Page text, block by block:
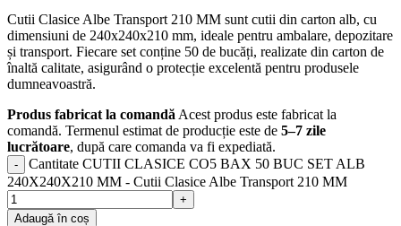
Cutii Clasice Albe Transport 210 MM sunt cutii din carton alb, cu
dimensiuni de 240x240x210 mm, ideale pentru ambalare, depozitare
și transport. Fiecare set conține 50 de bucăți, realizate din carton de
înaltă calitate, asigurând o protecție excelentă pentru produsele
dumneavoastră.
Produs fabricat la comandă Acest produs este fabricat la
comandă. Termenul estimat de producție este de 5–7 zile
lucrătoare, după care comanda va fi expediată.
Cantitate CUTII CLASICE CO5 BAX 50 BUC SET ALB
240X240X210 MM - Cutii Clasice Albe Transport 210 MM
Adaugă în coș